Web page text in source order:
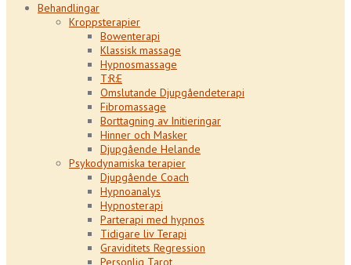
Behandlingar
Kroppsterapier
Bowenterapi
Klassisk massage
Hypnosmassage
T:R:E
Omslutande Djupgåendeterapi
Fibromassage
Borttagning av Initieringar
Hinner och Masker
Djupgående Helande
Psykodynamiska terapier
Djupgående Coach
Hypnoanalys
Hypnosterapi
Parterapi med hypnos
Tidigare liv Terapi
Graviditets Regression
Personlig Tarot